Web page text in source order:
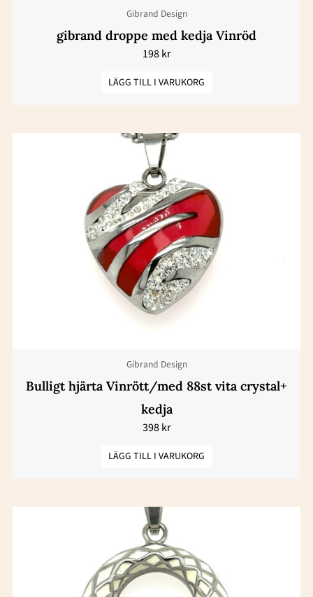
Gibrand Design
gibrand droppe med kedja Vinröd
198kr
LÄGG TILL I VARUKORG
Gibrand Design
Bulligt hjärta Vinrött/med 88st vita crystal+
kedja
398kr
LÄGG TILL I VARUKORG